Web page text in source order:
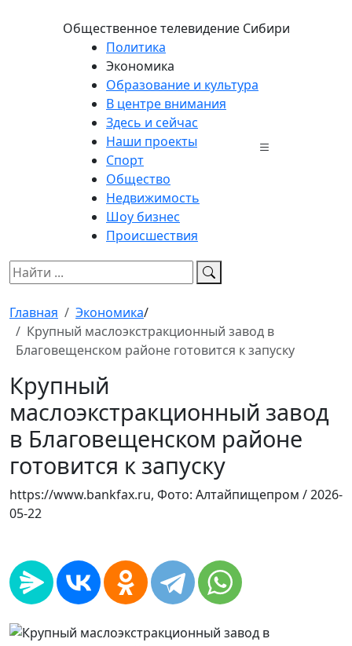
Общественное телевидение Сибири
Политика
Экономика
Образование и культура
В центре внимания
Здесь и сейчас
Наши проекты
Спорт
Общество
Недвижимость
Шоу бизнес
Происшествия
Главная Экономика/
Крупный маслоэкстракционный завод в
Благовещенском районе готовится к запуску
Крупный
маслоэкстракционный завод
в Благовещенском районе
готовится к запуску
https://www.bankfax.ru, Фото: Алтайпищепром /2026-
05-22